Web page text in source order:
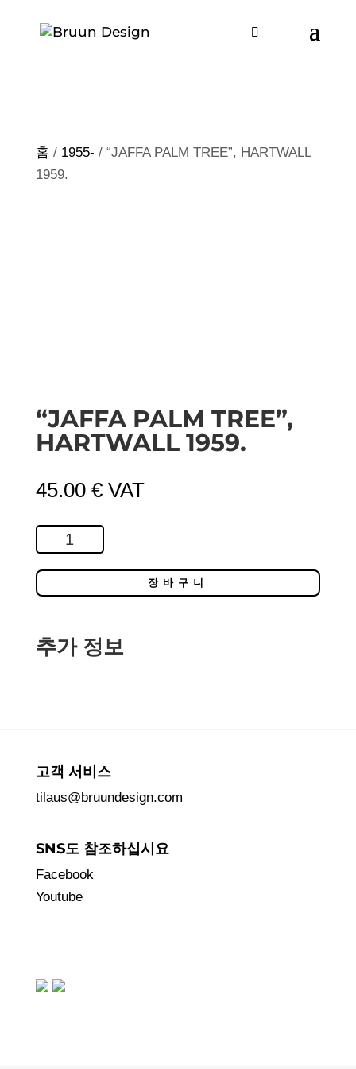
홈 / 1955- / “JAFFA PALM TREE”, HARTWALL
1959.
“JAFFA PALM TREE”,
HARTWALL 1959.
45.00 € VAT
“JAFFA
PALM
TREE”,
HARTWALL
수
장바구니
추가 정보
고객 서비스
tilaus@bruundesign.com
SNS도 참조하십시요
Facebook
Youtube